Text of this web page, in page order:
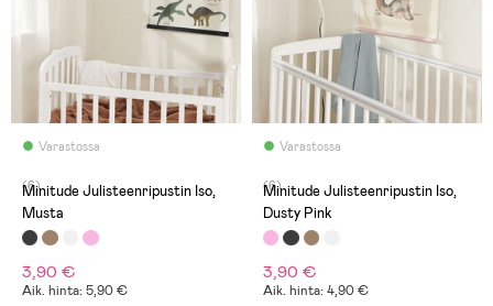
Varastossa
(6)
Minitude Julisteenripustin Iso,
Musta
3,90 €
Aik. hinta: 5,90 €
Varastossa
(6)
Minitude Julisteenripustin Iso,
Dusty Pink
3,90 €
Aik. hinta: 4,90 €